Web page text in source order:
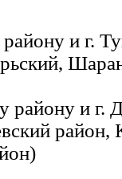
и г.
и г.
район,